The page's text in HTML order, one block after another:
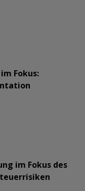
Fokus:
im Fokus des